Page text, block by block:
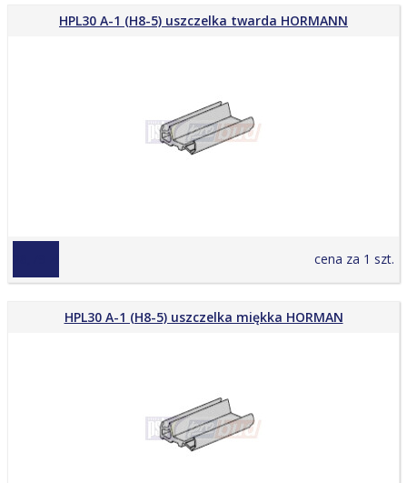
HPL30 A-1 (H8-5) uszczelka twarda HORMANN
cena za 1 szt.
HPL30 A-1 (H8-5) uszczelka miękka HORMAN